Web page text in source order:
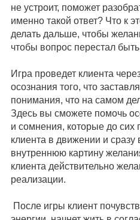
не устроит, поможет
именно такой ответ? Что к
делать дальше, чтобы
чтобы вопрос перестал
Игра проведет клиента
осознания того, что
понимания, что на самом
Здесь вы сможете помочь
и сомнения, которые до сих
клиента в движении и
внутреннюю картину
клиента действительно
реализации.
После игры клиент